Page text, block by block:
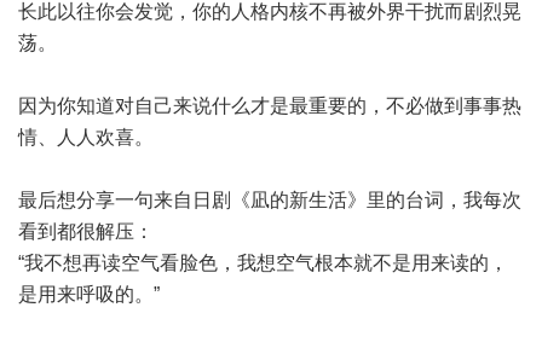
长此以往你会发觉，你的人格内核不再被外界干扰而剧烈晃
荡。
因为你知道对自己来说什么才是最重要的，不必做到事事热
情、人人欢喜。
最后想分享一句来自日剧《凪的新生活》里的台词，我每次
看到都很解压：
“我不想再读空气看脸色，我想空气根本就不是用来读的，
是用来呼吸的。”